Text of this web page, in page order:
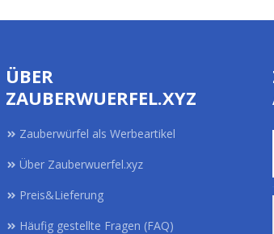
ÜBER
ZAUBERWUERFEL.XYZ
Zauberwürfel als Werbeartikel
Über Zauberwuerfel.xyz
Preis&Lieferung
Häufig gestellte Fragen (FAQ)